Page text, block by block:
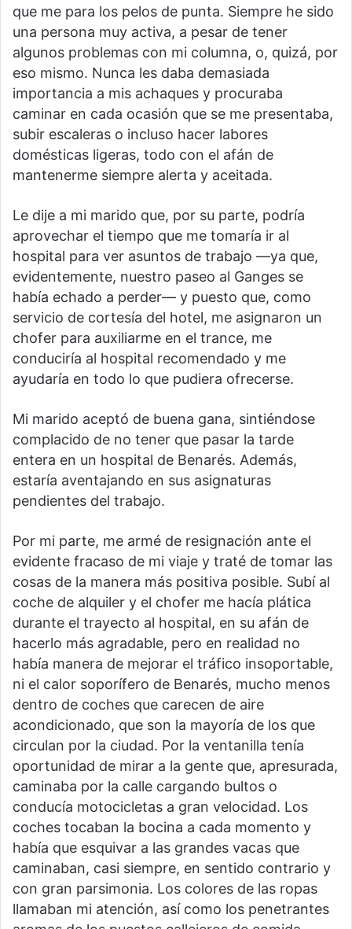
que me para los pelos de punta. Siempre he sido
una persona muy activa, a pesar de tener
algunos problemas con mi columna, o, quizá, por
eso mismo. Nunca les daba demasiada
importancia a mis achaques y procuraba
caminar en cada ocasión que se me presentaba,
subir escaleras o incluso hacer labores
domésticas ligeras, todo con el afán de
mantenerme siempre alerta y aceitada.
Le dije a mi marido que, por su parte, podría
aprovechar el tiempo que me tomaría ir al
hospital para ver asuntos de trabajo —ya que,
evidentemente, nuestro paseo al Ganges se
había echado a perder— y puesto que, como
servicio de cortesía del hotel, me asignaron un
chofer para auxiliarme en el trance, me
conduciría al hospital recomendado y me
ayudaría en todo lo que pudiera ofrecerse.
Mi marido aceptó de buena gana, sintiéndose
complacido de no tener que pasar la tarde
entera en un hospital de Benarés. Además,
estaría aventajando en sus asignaturas
pendientes del trabajo.
Por mi parte, me armé de resignación ante el
evidente fracaso de mi viaje y traté de tomar las
cosas de la manera más positiva posible. Subí al
coche de alquiler y el chofer me hacía plática
durante el trayecto al hospital, en su afán de
hacerlo más agradable, pero en realidad no
había manera de mejorar el tráfico insoportable,
ni el calor soporífero de Benarés, mucho menos
dentro de coches que carecen de aire
acondicionado, que son la mayoría de los que
circulan por la ciudad. Por la ventanilla tenía
oportunidad de mirar a la gente que, apresurada,
caminaba por la calle cargando bultos o
conducía motocicletas a gran velocidad. Los
coches tocaban la bocina a cada momento y
había que esquivar a las grandes vacas que
caminaban, casi siempre, en sentido contrario y
con gran parsimonia. Los colores de las ropas
llamaban mi atención, así como los penetrantes